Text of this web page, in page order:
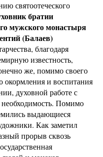
святоотеческого
братии
мужского монастыря
(Балаев)
благодаря
известность,
же, помимо своего
окормления и воспитания
духовной работе с
необходимость. Помимо
выдающиеся
Как заметил
прорыв сквозь